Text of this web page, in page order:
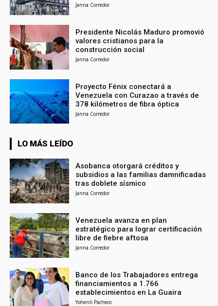
Janna Corredor
Presidente Nicolás Maduro promovió
valores cristianos para la
construcción social
Janna Corredor
Proyecto Fénix conectará a
Venezuela con Curazao a través de
378 kilómetros de fibra óptica
Janna Corredor
LO MÁS LEÍDO
Asobanca otorgará créditos y
subsidios a las familias damnificadas
tras doblete sísmico
Janna Corredor
Venezuela avanza en plan
estratégico para lograr certificación
libre de fiebre aftosa
Janna Corredor
Banco de los Trabajadores entrega
financiamientos a 1.766
establecimientos en La Guaira
Yohenli Pacheco